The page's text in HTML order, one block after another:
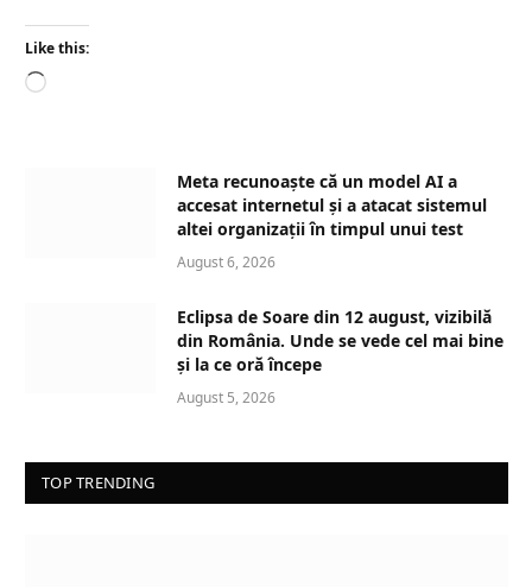
Like this:
L
Meta recunoaște că un model AI a
accesat internetul și a atacat sistemul
altei organizații în timpul unui test
August 6, 2026
Eclipsa de Soare din 12 august, vizibilă
din România. Unde se vede cel mai bine
și la ce oră începe
August 5, 2026
TOP TRENDING